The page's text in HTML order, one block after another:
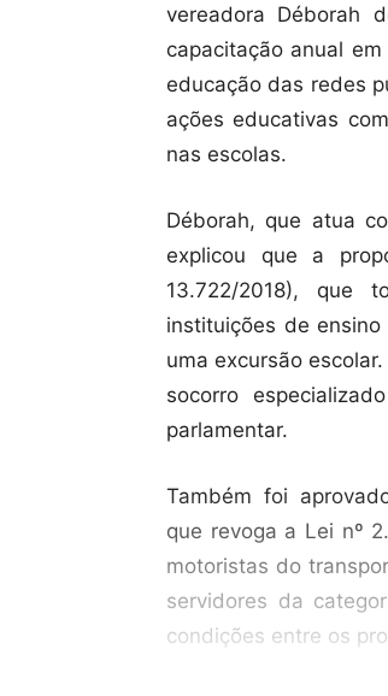
vereadora Déborah
capacitação anual
educação das redes
ações educativas
nas escolas.
Déborah, que atua
explicou que a
13.722/2018), que
instituições de
uma excursão
socorro
parlamentar.
Também foi
que revoga a Lei nº
motoristas do
servidores da
condições entre os